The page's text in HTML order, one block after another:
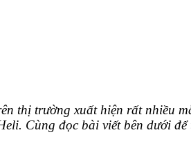
thị trường xuất hiện rất nhiều
Cùng đọc bài viết bên dưới